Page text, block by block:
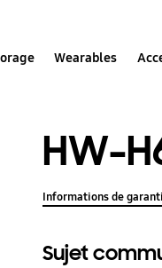
Wearables
HW-
Informations de
Sujet